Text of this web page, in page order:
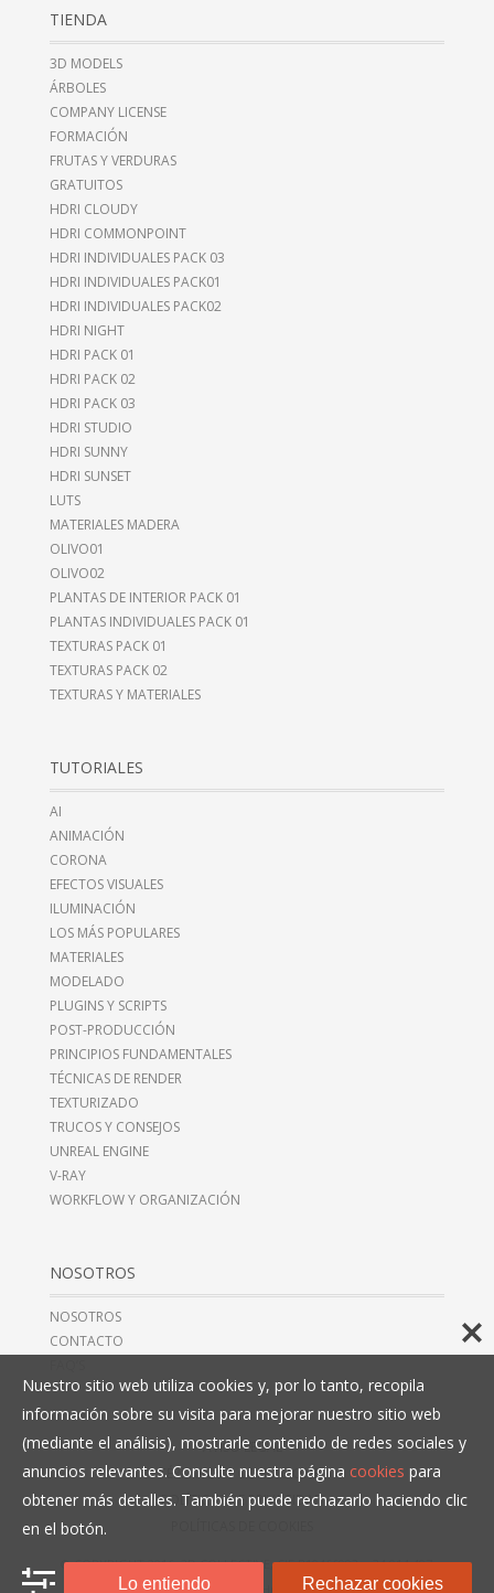
TIENDA
3D MODELS
ÁRBOLES
COMPANY LICENSE
FORMACIÓN
FRUTAS Y VERDURAS
GRATUITOS
HDRI CLOUDY
HDRI COMMONPOINT
HDRI INDIVIDUALES PACK 03
HDRI INDIVIDUALES PACK01
HDRI INDIVIDUALES PACK02
HDRI NIGHT
HDRI PACK 01
HDRI PACK 02
HDRI PACK 03
HDRI STUDIO
HDRI SUNNY
HDRI SUNSET
LUTS
MATERIALES MADERA
OLIVO01
OLIVO02
PLANTAS DE INTERIOR PACK 01
PLANTAS INDIVIDUALES PACK 01
TEXTURAS PACK 01
TEXTURAS PACK 02
TEXTURAS Y MATERIALES
TUTORIALES
AI
ANIMACIÓN
CORONA
EFECTOS VISUALES
ILUMINACIÓN
LOS MÁS POPULARES
MATERIALES
MODELADO
PLUGINS Y SCRIPTS
POST-PRODUCCIÓN
PRINCIPIOS FUNDAMENTALES
TÉCNICAS DE RENDER
TEXTURIZADO
TRUCOS Y CONSEJOS
UNREAL ENGINE
V-RAY
WORKFLOW Y ORGANIZACIÓN
NOSOTROS
NOSOTROS
CONTACTO
AVISO LEGAL
TÉRMINOS Y CONDICIONES
POLÍTICAS DE PRIVACIDAD
© COPYRIGHT 2016, 3D COLLECTIVE, CIF B10466993,+34 914 497
279. TODOS LOS DERECHOS RESERVADOS.
Nuestro sitio web utiliza cookies y, por lo tanto, recopila
información sobre su visita para mejorar nuestro sitio web
(mediante el análisis), mostrarle contenido de redes sociales y
anuncios relevantes. Consulte nuestra página cookies para
obtener más detalles. También puede rechazarlo haciendo clic
en el botón.
Lo entiendo Rechazar cookies